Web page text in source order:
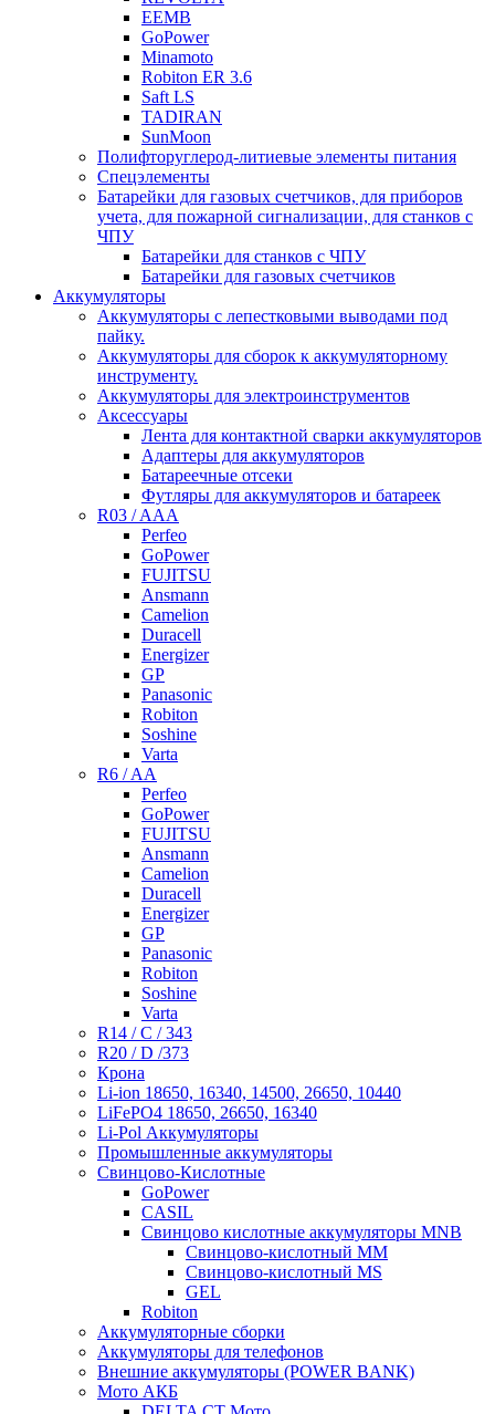
EEMB
GoPower
Minamoto
Robiton ER 3.6
Saft LS
TADIRAN
SunMoon
Полифторуглерод-литиевые элементы питания
Спецэлементы
Батарейки для газовых счетчиков, для приборов
учета, для пожарной сигнализации, для станков с
ЧПУ
Батарейки для станков с ЧПУ
Батарейки для газовых счетчиков
Аккумуляторы
Аккумуляторы с лепестковыми выводами под
пайку.
Аккумуляторы для сборок к аккумуляторному
инструменту.
Аккумуляторы для электроинструментов
Аксессуары
Лента для контактной сварки аккумуляторов
Адаптеры для аккумуляторов
Батареечные отсеки
Футляры для аккумуляторов и батареек
R03 / AAA
Perfeo
GoPower
FUJITSU
Ansmann
Camelion
Duracell
Energizer
GP
Panasonic
Robiton
Soshine
Varta
R6 / AA
Perfeo
GoPower
FUJITSU
Ansmann
Camelion
Duracell
Energizer
GP
Panasonic
Robiton
Soshine
Varta
R14 / C / 343
R20 / D /373
Крона
Li-ion 18650, 16340, 14500, 26650, 10440
LiFePO4 18650, 26650, 16340
Li-Pol Аккумуляторы
Промышленные аккумуляторы
Свинцово-Кислотные
GoPower
CASIL
Свинцово кислотные аккумуляторы MNB
Cвинцово-кислотный MM
Cвинцово-кислотный MS
GEL
Robiton
Аккумуляторные сборки
Аккумуляторы для телефонов
Внешние аккумуляторы (POWER BANK)
Мото АКБ